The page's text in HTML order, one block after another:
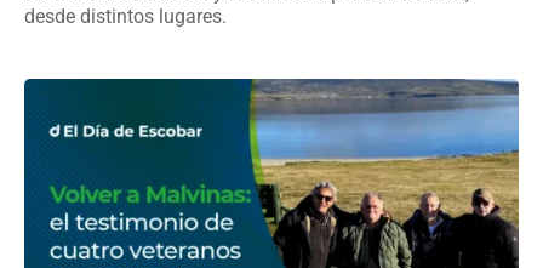
desde distintos lugares.